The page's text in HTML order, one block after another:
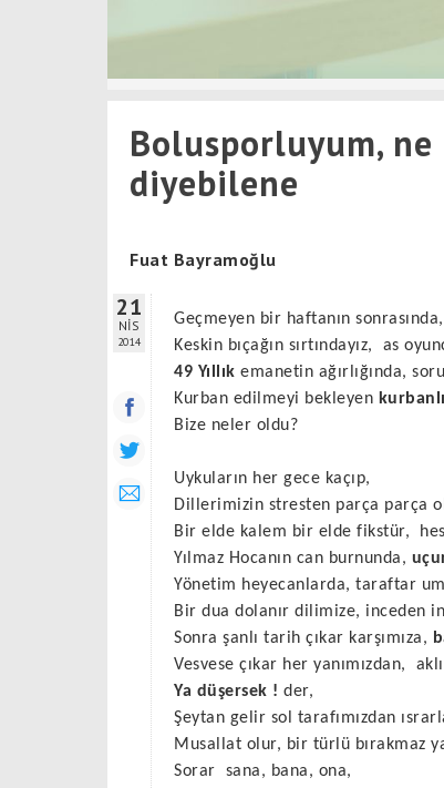
Bolusporluyum,
diyebilene
Fuat Bayramoğlu
21
NİS
2014
Geçmeyen bir haftanın
Keskin bıçağın sırtındayız,
as
49 Yıllık emanetin ağırlığında,
Kurban edilmeyi bekleyen
Bize neler oldu?
Uykuların her gece kaçıp,
Dillerimizin stresten parça parça
Bir elde kalem bir elde fikstür,
Yılmaz Hocanın can burnunda,
Yönetim heyecanlarda, taraftar
Bir dua dolanır dilimize, inceden
Sonra şanlı tarih çıkar karşımıza,
Vesvese çıkar her yanımızdan,
Ya düşersek ! der,
Şeytan gelir sol tarafımızdan
Musallat olur, bir türlü bırakmaz
Sorar
sana, bana, ona,